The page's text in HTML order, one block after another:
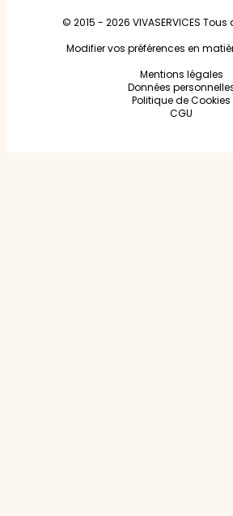
© 2015 - 2026 VIVASERVICES Tous
Modifier vos préférences en
Mentions légales
Données
Politique de Cookies
CGU